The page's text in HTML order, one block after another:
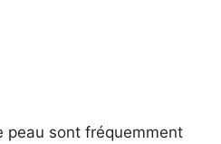
peau sont fréquemment